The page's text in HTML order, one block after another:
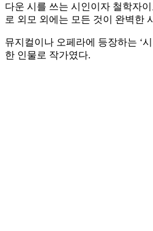
다운 시를 쓰는 시인이자 철학자
로 외모 외에는 모든 것이 완벽한
뮤지컬이나 오페라에 등장하는 ‘
한 인물로 작가였다.